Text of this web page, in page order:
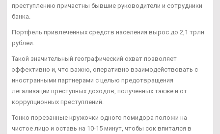
преступлению причастны бывшие руководители и сотрудники
банка.
Портфель привлеченных средств населения вырос до 2,1 трлн
рублей.
Такой значительный географический охват позволяет
эффективно и, что важно, оперативно взаимодействовать с
иностранными партнерами с целью предотвращения
легализации преступных доходов, полученных также и от
коррупционных преступлений.
Тонко порезанные кружочки одного помидора положи на
чистое лицо и оставь на 10-15 минут, чтобы сок впитался в